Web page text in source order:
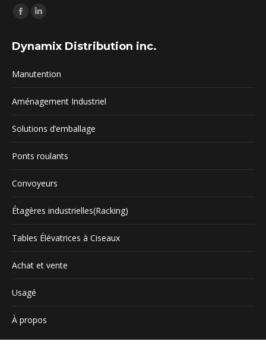
Find us on:
Facebook
opens
new
window
opens
new
Dynamix Distribution inc.
Manutention
Aménagement Industriel
Solutions d’emballage
Ponts roulants
Convoyeurs
Étagères industrielles(Racking)
Tables Élévatrices à Ciseaux
Achat et vente
Usagé
À propos